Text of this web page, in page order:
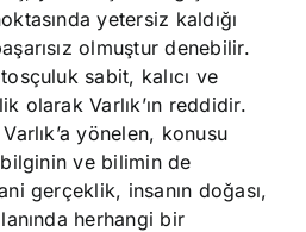
yetersiz kaldığı
olmuştur denebilir.
sabit, kalıcı ve
olarak Varlık’ın reddidir.
yönelen, konusu
ve bilimin de
gerçeklik, insanın doğası,
herhangi bir